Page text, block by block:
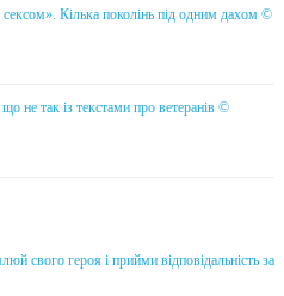
Кілька поколінь під одним дахом ©
не так із текстами про ветеранів ©
свого героя і прийми відповідальність за